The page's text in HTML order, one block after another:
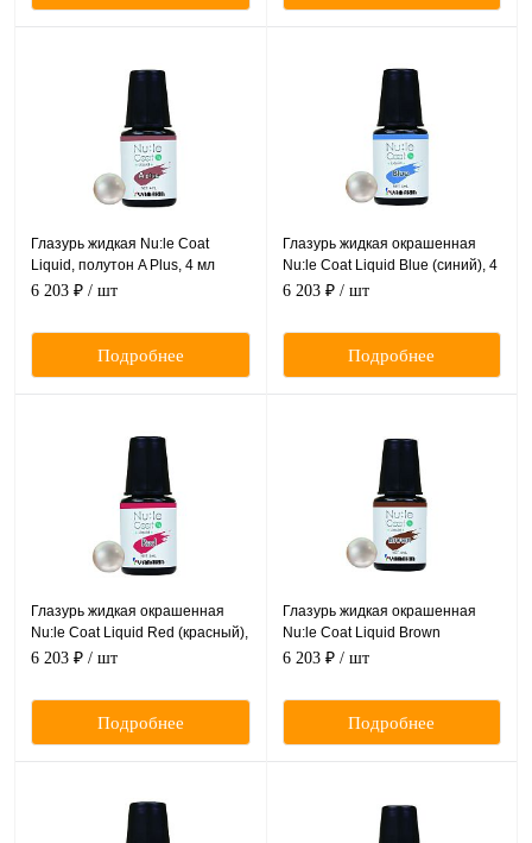
Глазурь жидкая Nu:le Coat
Liquid, полутон A Plus, 4 мл
6 203 ₽ / шт
Подробнее
Глазурь жидкая окрашенная
Nu:le Coat Liquid Blue (синий), 4
мл
6 203 ₽ / шт
Подробнее
Глазурь жидкая окрашенная
Nu:le Coat Liquid Red (красный),
4 мл
6 203 ₽ / шт
Подробнее
Глазурь жидкая окрашенная
Nu:le Coat Liquid Brown
(коричневый), 4 мл
6 203 ₽ / шт
Подробнее